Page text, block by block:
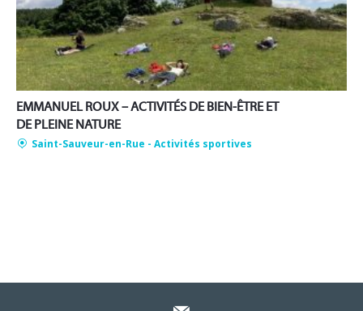
EMMANUEL ROUX – ACTIVITÉS DE BIEN-ÊTRE ET
DE PLEINE NATURE
Saint-Sauveur-en-Rue - Activités sportives